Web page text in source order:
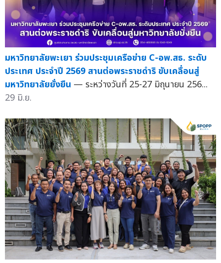
มหาวิทยาลัยพะเยา ร่วมประชุมเครือข่าย C-อพ.สธ. ระดับ
ประเทศ ประจำปี 2569 สานต่อพระราชดำริ ขับเคลื่อนสู่
มหาวิทยาลัยยั่งยืน — ระหว่างวันที่ 25-27 มิถุนายน 256...
29 มิ.ย.